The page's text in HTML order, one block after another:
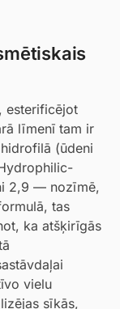
esterificējot
līmenī tam ir
(ūdeni
2,9 — nozīmē,
tas
ka atšķirīgās
vielu
sīkās,